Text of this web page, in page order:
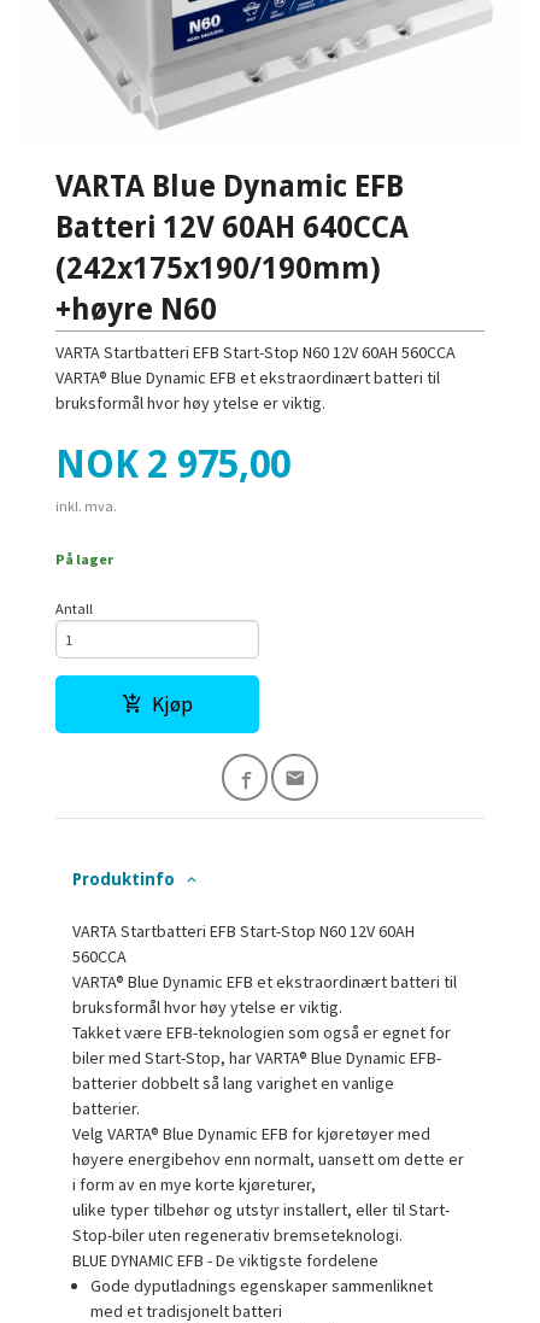
VARTA Blue Dynamic EFB
Batteri 12V 60AH 640CCA
(242x175x190/190mm)
+høyre N60
VARTA Startbatteri EFB Start-Stop N60 12V 60AH 560CCA
VARTA® Blue Dynamic EFB et ekstraordinært batteri til
bruksformål hvor høy ytelse er viktig.
Pris
NOK 2 975,00
inkl. mva.
På lager
Antall
Kjøp
Produktinfo
VARTA Startbatteri EFB Start-Stop N60 12V 60AH
560CCA
VARTA® Blue Dynamic EFB et ekstraordinært batteri til
bruksformål hvor høy ytelse er viktig.
Takket være EFB-teknologien som også er egnet for
biler med Start-Stop,har VARTA® Blue Dynamic EFB-
batterier dobbelt sålang varighet en vanlige
batterier.
Velg VARTA® Blue Dynamic EFB for kjøretøyer med
høyere energibehov enn normalt,uansett om dette er
i form av en mye korte kjøreturer,
ulike typer tilbehør og utstyr installert, eller til Start-
Stop-biler uten regenerativ bremseteknologi.
BLUE DYNAMIC EFB - De viktigste fordelene
Gode dyputladnings egenskapersammenliknet
med et tradisjonelt batteri